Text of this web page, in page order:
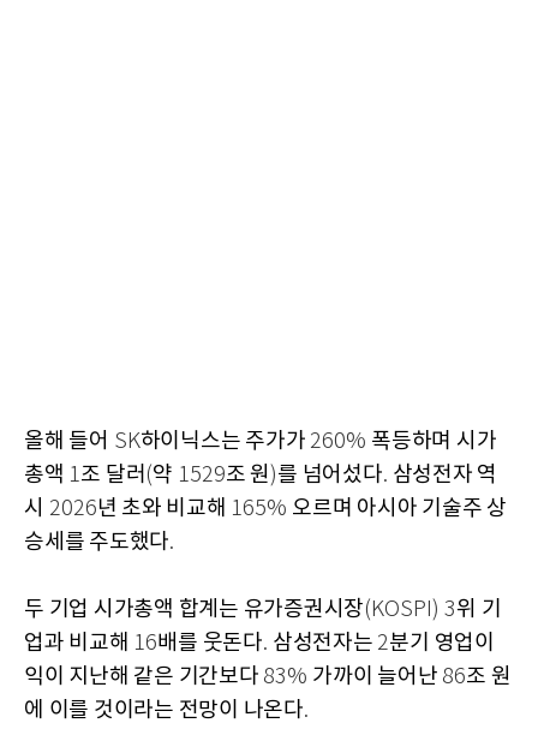
올해 들어 SK하이닉스는 주가가 260% 폭등하며 시가
총액 1조 달러 (약 1529조 원)를 넘어섰다. 삼성전자 역
시 2026년 초와 비교해 165% 오르며 아시아 기술주 상
승세를 주도했다.
두 기업 시가총액 합계는 유가증권시장(KOSPI) 3위 기
업과 비교해 16배를 웃돈다. 삼성전자는 2분기 영업이
익이 지난해 같은 기간보다 83% 가까이 늘어난 86조 원
에 이를 것이라는 전망이 나온다.